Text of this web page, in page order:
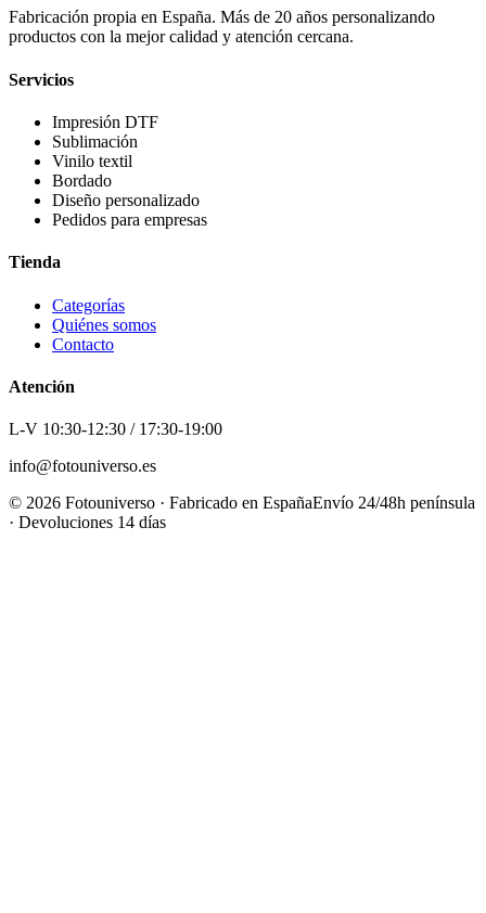
Fabricación propia en España. Más de 20 años personalizando
productos con la mejor calidad y atención cercana.
Servicios
Impresión DTF
Sublimación
Vinilo textil
Bordado
Diseño personalizado
Pedidos para empresas
Tienda
Categorías
Quiénes somos
Contacto
Atención
L-V 10:30-12:30 / 17:30-19:00
info@fotouniverso.es
© 2026 Fotouniverso · Fabricado en EspañaEnvío 24/48h península
· Devoluciones 14 días